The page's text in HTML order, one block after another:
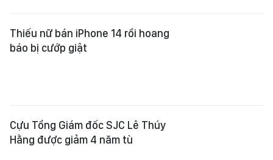
Thiếu nữ bán iPhone 14 rồi hoang
báo bị cướp giật
Cựu Tổng Giám đốc SJC Lê Thúy
Hằng được giảm 4 năm tù